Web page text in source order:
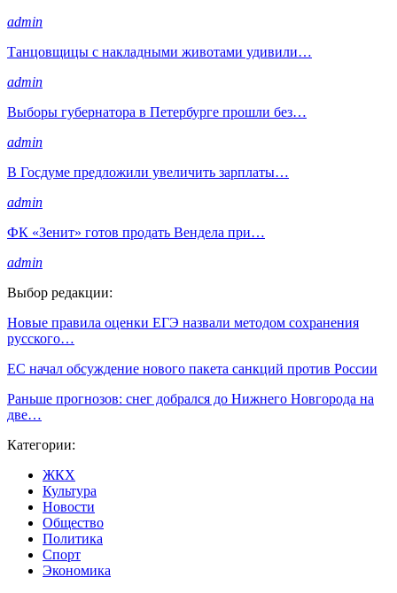
admin
Танцовщицы с накладными животами удивили…
admin
Выборы губернатора в Петербурге прошли без…
admin
В Госдуме предложили увеличить зарплаты…
admin
ФК «Зенит» готов продать Вендела при…
admin
Выбор редакции:
Новые правила оценки ЕГЭ назвали методом сохранения
русского…
ЕС начал обсуждение нового пакета санкций против России
Раньше прогнозов: снег добрался до Нижнего Новгорода на
две…
Категории:
ЖКХ
Культура
Новости
Общество
Политика
Спорт
Экономика